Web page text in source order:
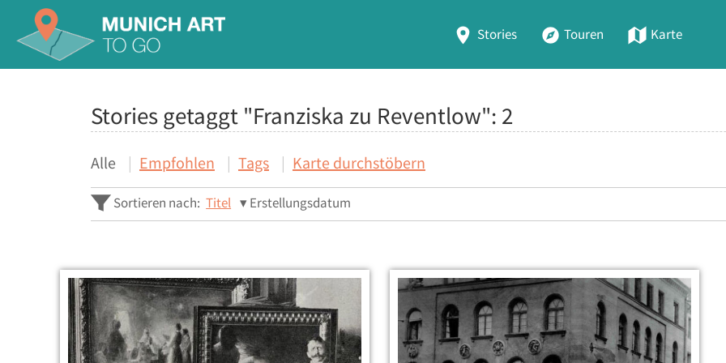
Stories Touren Karte
Stories getaggt "Franziska zu Reventlow": 2
Alle Empfohlen Tags Karte durchstöbern
Sortieren nach: Titel Erstellungsdatum